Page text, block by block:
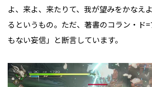
よ、来よ、来たりて、我が望みをかなえ
るというもの。ただ、著書のコラン・ド
もない妄信」と断言しています。